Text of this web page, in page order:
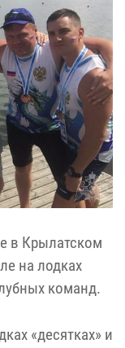
в Крылатском
на лодках
команд.
«десятках» и